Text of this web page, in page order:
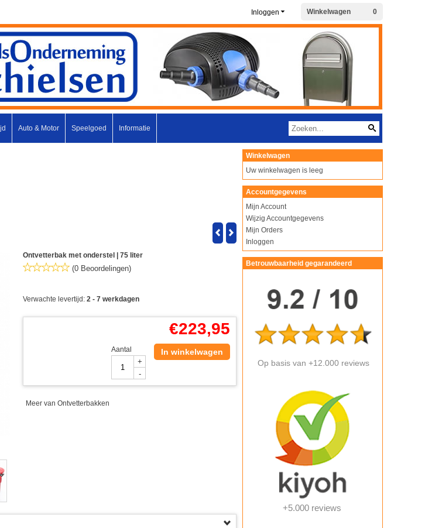
Winkelwagen 0
Inloggen
Auto & Motor Speelgoed Informatie
Ontvetterbak met onderstel | 75 liter
(0 Beoordelingen)
Verwachte levertijd: 2 - 7 werkdagen
€223,95
Aantal
+
-
In winkelwagen
Meer van Ontvetterbakken
Winkelwagen
Uw winkelwagen is leeg
Accountgegevens
Mijn Account
Wijzig Accountgegevens
Mijn Orders
Inloggen
Betrouwbaarheid gegarandeerd
Op basis van +12.000 reviews
+5.000 reviews